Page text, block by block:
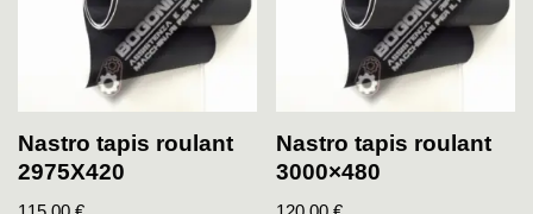
Nastro tapis roulant
2975X420
Nastro tapis roulant
3000×480